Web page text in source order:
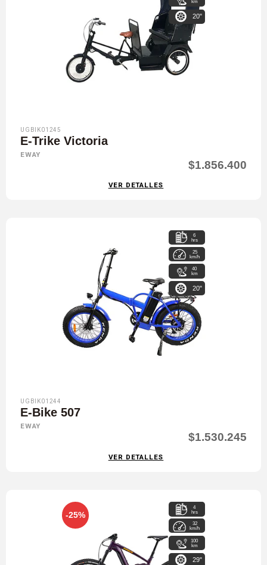
km
20"
UGBIK01245
E-Trike Victoria
EWAY
$1.856.400
VER DETALLES
6
hrs
25
km/h
40
km
20"
UGBIK01244
E-Bike 507
EWAY
$1.530.245
VER DETALLES
-25%
4
hrs
32
km/h
100
km
29"